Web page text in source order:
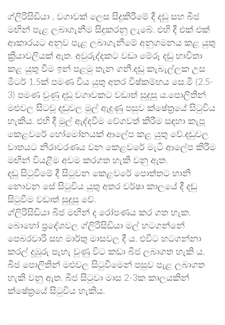
ග්ලිරිසිඩියා , වගාවක් ලෙස සිදුකිරීමේ දී දඬු සහ බීජ
මඟින් පැළ ලබාගැනීම සිදුකරනු ලැබේ. එහි දී එක් එක්
ආකාරයට අනුව පැළ ලබාගැනීමේ අනුගමනය කළ යුතු
ක්‍රියාවලියක් ඇත. අවුරුද්දකට වඩා මේරූ දඬු භාවිතා
කළ යුතු වීම ඉන් පළමු තැන ගනී.දඬු කැබැල්ලක උස
මීටර් 1.5ක් පමණ විය යුතු අතර විෂ්කම්භය සෙ.මී (2.5-
3) පමණ වුණු දඬු වගාවකට වඩාත් සුදුසු ය.පොලිතින්
මළුවල සිටවූ දඬුවල මුල් ඇදුණු පසුව ක්ෂේත්‍රයේ සිටුවිය
හැකිය. එහි දී මුල් ඇද්දවීම වේගවත් කිරීම සඳහා කැපූ
කෙළවරේ හෝමෝනයක් ආලේප කළ යුතු වේ.දඬුවල
වාතයට නිරාවරණය වන කෙළවරේ මැටි ආලේප කිරීම
මඟින් වියළීම අවම කරගත හැකි වනු ඇත.
දඬු සිටුවීමේ දී සිටුවන කෙළවරේ පොත්තට හානි
නොවන සේ සිටුවිය යුතු අතර වර්ෂා කාලයේ දී දඬු
සිටුවීම වඩාත් සුදුසු වේ.
ග්ලිරිසිඩියා බීජ මඟින් ද රෝපණය කර ගත හැක.
බොහෝ ප්‍රදේශවල ග්ලිරිසිඩියා මල් හටගන්නේ
පෙබරවාරි සහ මාර්තු මාසවල දී ය. එවිට හටගන්නා
කරල් දුඹුරු පැහැ වුණු විට කඩා බීජ ලබාගත හැකි ය.
බීජ පොලිතින් මළුවල සිටුවීමෙන් පසුව පැළ ලබාගත
හැකි වනු ඇත. බීජ සිටුවා මාස 2-3ක කාලයකින්
ක්ෂේත්‍රයේ සිටුවිය හැකිය.